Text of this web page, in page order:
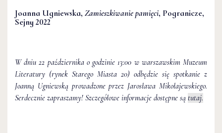
Joanna Ugniewska, Zamieszkiwanie pamięci, Pogranicze,
Sejny 2022
W dniu 22 października o godzinie 13:00 w warszawskim Muzeum
Literatury (rynek Starego Miasta 20) odbędzie się spotkanie z
Joanną Ugniewską prowadzone przez Jarosława Mikołajewskiego.
Serdecznie zapraszamy! Szczegółowe informacje dostępne są tutaj.